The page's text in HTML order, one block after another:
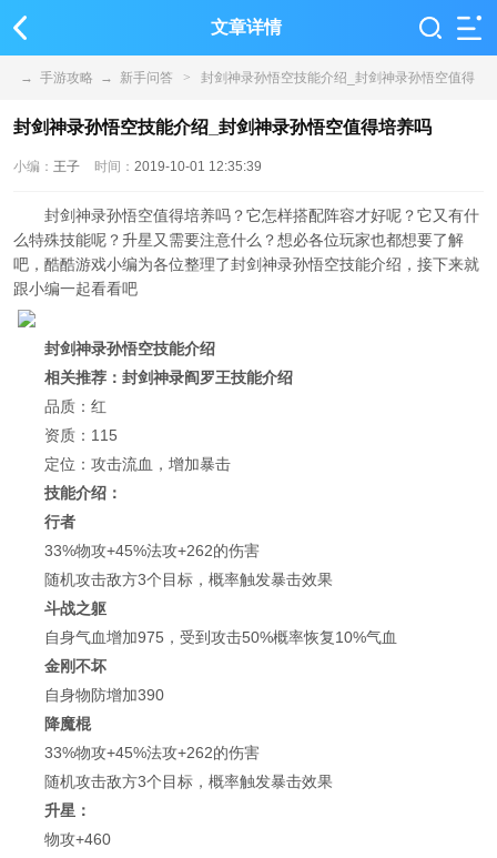
文章详情
→ 手游攻略 → 新手问答 > 封剑神录孙悟空技能介绍_封剑神录孙悟空值得
培养吗
封剑神录孙悟空技能介绍_封剑神录孙悟空值得培养吗
小编： 王子 时间： 2019-10-01 12:35:39
封剑神录孙悟空值得培养吗？它怎样搭配阵容才好呢？它又有什
么特殊技能呢？升星又需要注意什么？想必各位玩家也都想要了解
吧，酷酷游戏小编为各位整理了封剑神录孙悟空技能介绍，接下来就
跟小编一起看看吧
封剑神录孙悟空技能介绍
相关推荐：封剑神录阎罗王技能介绍
品质：红
资质：115
定位：攻击流血，增加暴击
技能介绍：
行者
33%物攻+45%法攻+262的伤害
随机攻击敌方3个目标，概率触发暴击效果
斗战之躯
自身气血增加975，受到攻击50%概率恢复10%气血
金刚不坏
自身物防增加390
降魔棍
33%物攻+45%法攻+262的伤害
随机攻击敌方3个目标，概率触发暴击效果
升星：
物攻+460